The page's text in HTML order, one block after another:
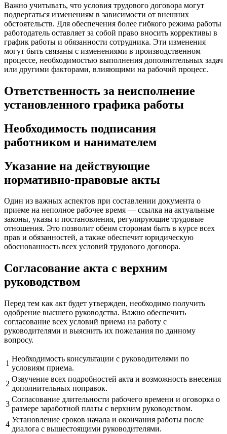
Важно учитывать, что условия трудового договора могут
подвергаться изменениям в зависимости от внешних
обстоятельств. Для обеспечения более гибкого режима работы
работодатель оставляет за собой право вносить коррективы в
график работы и обязанности сотрудника. Эти изменения
могут быть связаны с изменениями в производственном
процессе, необходимостью выполнения дополнительных задач
или другими факторами, влияющими на рабочий процесс.
Ответственность за неисполнение
установленного графика работы
Необходимость подписания
работником и нанимателем
Указание на действующие
нормативно-правовые акты
Один из важных аспектов при составлении документа о
приеме на неполное рабочее время — ссылка на актуальные
законы, указы и постановления, регулирующие трудовые
отношения. Это позволит обеим сторонам быть в курсе всех
прав и обязанностей, а также обеспечит юридическую
обоснованность всех условий трудового договора.
Согласование акта с верхним
руководством
Перед тем как акт будет утвержден, необходимо получить
одобрение высшего руководства. Важно обеспечить
согласование всех условий приема на работу с
руководителями и выяснить их пожелания по данному
вопросу.
1
Необходимость консультации с руководителями по
условиям приема.
2
Озвучение всех подробностей акта и возможность внесения
дополнительных поправок.
3
Согласование длительности рабочего времени и оговорка о
размере заработной платы с верхним руководством.
4
Установление сроков начала и окончания работы после
диалога с вышестоящими руководителями.